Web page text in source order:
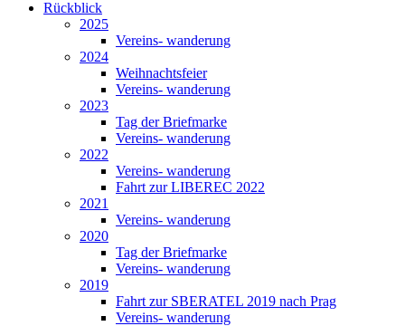
Rückblick
2025
Vereins- wanderung
2024
Weihnachtsfeier
Vereins- wanderung
2023
Tag der Briefmarke
Vereins- wanderung
2022
Vereins- wanderung
Fahrt zur LIBEREC 2022
2021
Vereins- wanderung
2020
Tag der Briefmarke
Vereins- wanderung
2019
Fahrt zur SBERATEL 2019 nach Prag
Vereins- wanderung